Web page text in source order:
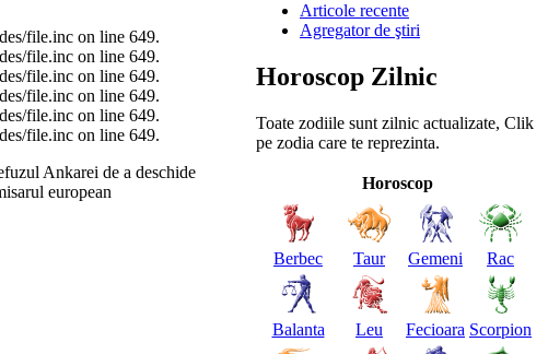
file.inc on line 649.
file.inc on line 649.
file.inc on line 649.
file.inc on line 649.
file.inc on line 649.
file.inc on line 649.
Ankarei de a deschide
european
Articole recente
Agregator de ştiri
Horoscop Zilnic
Toate zodiile sunt zilnic actualizate, Clik
pe zodia care te reprezinta.
Horoscop
Berbec Taur Gemeni Rac
Balanta Leu Fecioara Scorpion